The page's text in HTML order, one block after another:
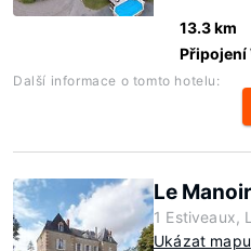
13.3 km
Připojení
Další informace o tomto hotelu:
Le
1 Estiveaux,
Ukázat mapu